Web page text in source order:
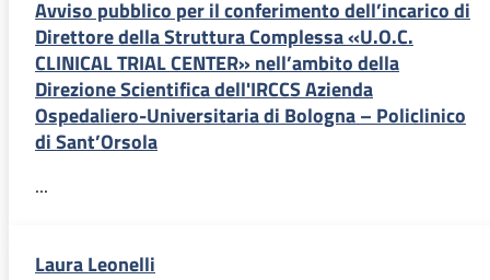
Avviso pubblico per il conferimento dell’incarico di
Direttore della Struttura Complessa «U.O.C.
CLINICAL TRIAL CENTER» nell’ambito della
Direzione Scientifica dell'IRCCS Azienda
Ospedaliero-Universitaria di Bologna – Policlinico
di Sant’Orsola
...
Laura Leonelli